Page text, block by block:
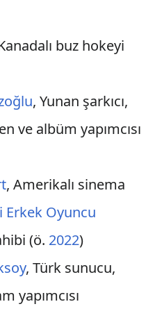
buz hokeyi
, Yunan şarkıcı,
ve albüm yapımcısı
, Amerikalı sinema
Erkek Oyuncu
(ö. 2022)
, Türk sunucu,
yapımcısı